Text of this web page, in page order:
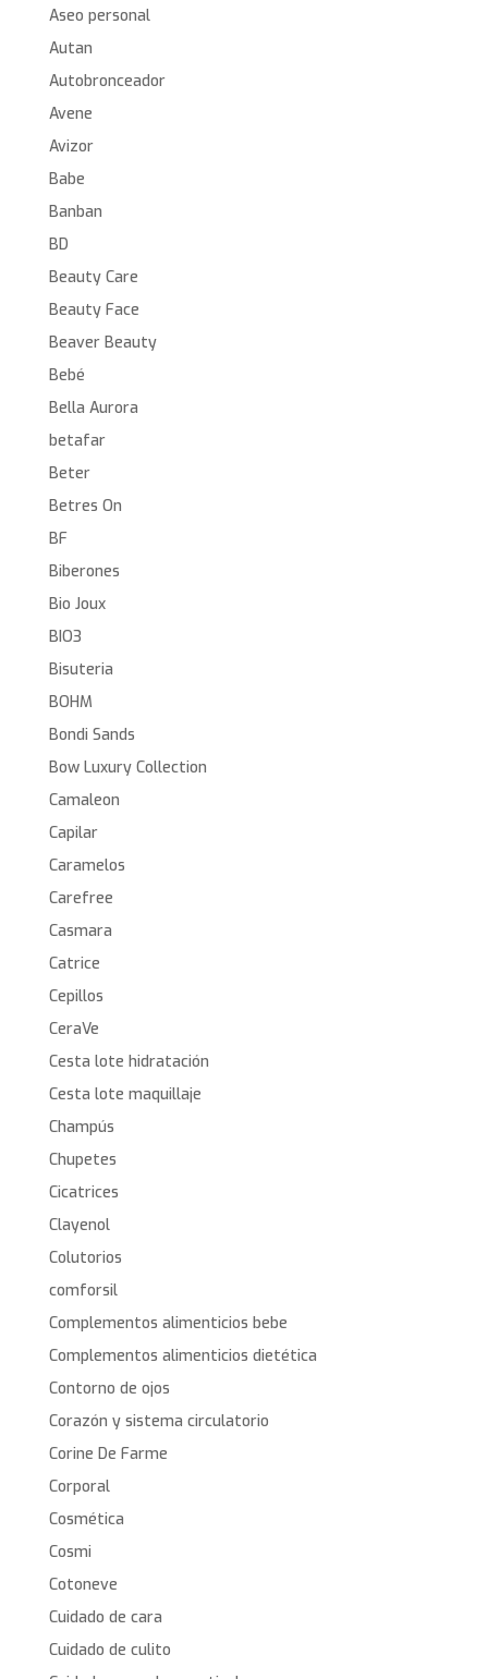
Aseo personal
Autan
Autobronceador
Avene
Avizor
Babe
Banban
BD
Beauty Care
Beauty Face
Beaver Beauty
Bebé
Bella Aurora
betafar
Beter
Betres On
BF
Biberones
Bio Joux
BIO3
Bisuteria
BOHM
Bondi Sands
Bow Luxury Collection
Camaleon
Capilar
Caramelos
Carefree
Casmara
Catrice
Cepillos
CeraVe
Cesta lote hidratación
Cesta lote maquillaje
Champús
Chupetes
Cicatrices
Clayenol
Colutorios
comforsil
Complementos alimenticios bebe
Complementos alimenticios dietética
Contorno de ojos
Corazón y sistema circulatorio
Corine De Farme
Corporal
Cosmética
Cosmi
Cotoneve
Cuidado de cara
Cuidado de culito